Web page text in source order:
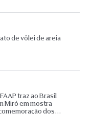
de vôlei de areia
traz ao Brasil
Miró em mostra
dos